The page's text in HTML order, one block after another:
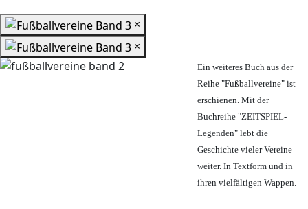
×
×
Ein weiteres Buch aus der
Reihe "Fußballvereine" ist
erschienen. Mit der
Buchreihe "ZEITSPIEL-
Legenden" lebt die
Geschichte vieler Vereine
weiter. In Textform und in
ihren vielfältigen Wappen.